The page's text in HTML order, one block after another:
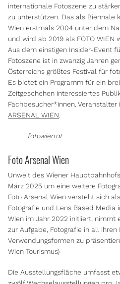
internationale Fotoszene zu
zu unterstützen. Das als Biennale
Wien erstmals 2004 unter dem
und wird ab 2019 als FOTO WIEN
Aus dem einstigen Insider-Event
Fotoszene ist in zwanzig Jahren
Österreichs größtes Festival für
Es bietet ein Programm für ein
Zeitgeschehen interessiertes
Fachbesucher*innen.
ARSENAL WIEN
fotowien.at
Foto Arsenal Wien
Unweit des Wiener
März 2025 um eine weitere
Foto Arsenal Wien versteht sich
Fotografie und Lens Based Media
Wien im Jahr 2022 initiiert, nimmt
zur Aufgabe, Fotografie in all
Verwendungsformen zu
Wien Tourismus)
Die Ausstellungsfläche umfasst